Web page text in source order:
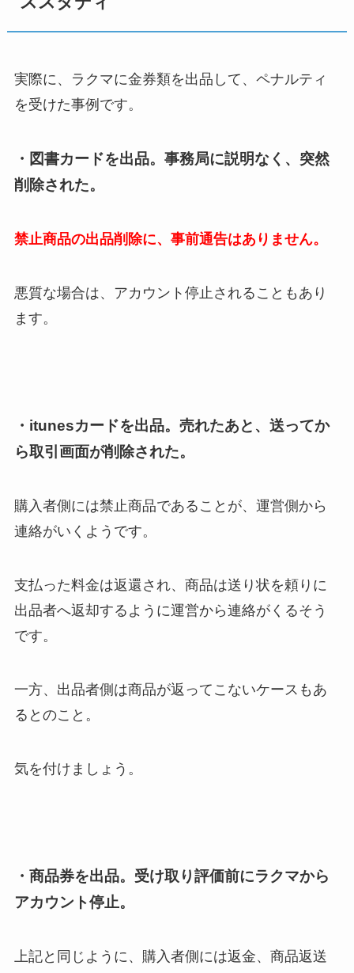
実際に、ラクマに金券類を出品して、ペナルティ
を受けた事例です。
・図書カードを出品。事務局に説明なく、突然
削除された。
禁止商品の出品削除に、事前通告はありません。
悪質な場合は、アカウント停止されることもあり
ます。
・itunesカードを出品。売れたあと、送ってか
ら取引画面が削除された。
購入者側には禁止商品であることが、運営側から
連絡がいくようです。
支払った料金は返還され、商品は送り状を頼りに
出品者へ返却するように運営から連絡がくるそう
です。
一方、出品者側は商品が返ってこないケースもあ
るとのこと。
気を付けましょう。
・商品券を出品。受け取り評価前にラクマから
アカウント停止。
上記と同じように、購入者側には返金、商品返送